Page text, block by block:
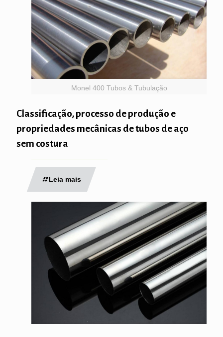
Monel 400 Tubos & Tubulação
Classificação, processo de produção e
propriedades mecânicas de tubos de aço
sem costura
Leia mais